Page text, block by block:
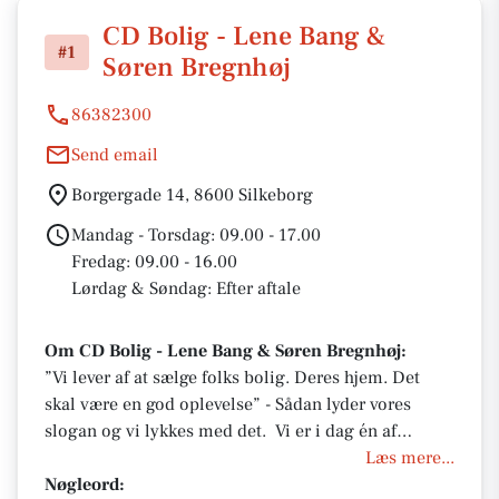
#1
CD Bolig - Lene Bang &
Søren Bregnhøj
86382300
Send email
Borgergade 14, 8600 Silkeborg
Mandag - Torsdag: 09.00 - 17.00
Fredag: 09.00 - 16.00
Lørdag & Søndag: Efter aftale
Om CD Bolig - Lene Bang & Søren Bregnhøj:
”Vi lever af at sælge folks bolig. Deres hjem. Det
skal være en god oplevelse” - Sådan lyder vores
slogan og vi lykkes med det. Vi er i dag én af
Silkeborgs største, selvstændige ejendomsmægler-
forretninger. Det er ikke kommet af sig selv. Vi er
Læs mere...
Nøgleord: